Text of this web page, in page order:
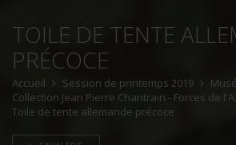
TOILE DE TENTE
PRÉCOCE
Accueil Session de printemps 2019
Collection Jean Pierre Chantrain - Forces de
Toile de tente allemande précoce